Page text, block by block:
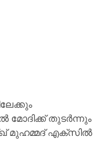
മോദിക്ക് തുടർന്നും
മുഹമ്മദ് എക്‌സിൽ